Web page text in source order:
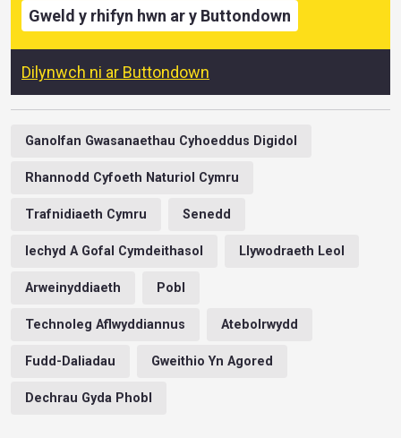
Gweld y rhifyn hwn ar y Buttondown
Dilynwch ni ar Buttondown
Ganolfan Gwasanaethau Cyhoeddus Digidol
Rhannodd Cyfoeth Naturiol Cymru
Trafnidiaeth Cymru Senedd
Iechyd A Gofal Cymdeithasol Llywodraeth Leol
Arweinyddiaeth Pobl
Technoleg Aflwyddiannus Atebolrwydd
Fudd-Daliadau Gweithio Yn Agored
Dechrau Gyda Phobl